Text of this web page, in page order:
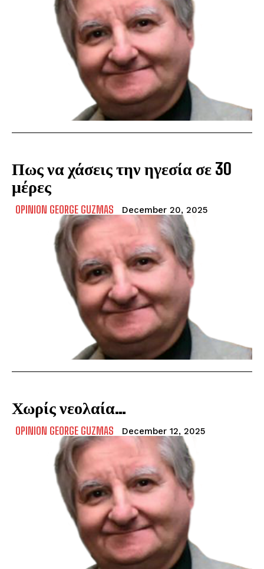
Πως να χάσεις την ηγεσία σε 30
μέρες
OPINION GEORGE GUZMAS December 20, 2025
Χωρίς νεολαία…
OPINION GEORGE GUZMAS December 12, 2025